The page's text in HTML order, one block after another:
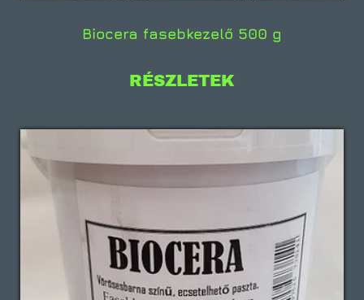
Biocera fasebkezelő 500 g
RÉSZLETEK